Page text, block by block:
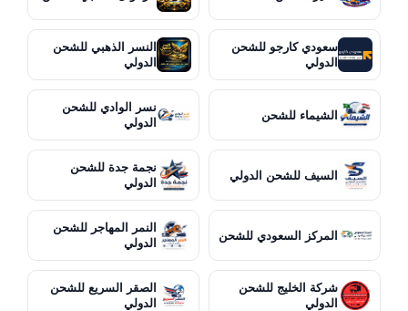
سعودي كارجو للشحن
الدولي
النسر الذهبي للشحن
الدولي
الشيماء للشحن
نسر الوادي للشحن
الدولي
السيف للشحن الدولي
نجمة جدة للشحن
الدولي
المركز السعودي للشحن
النمر المهاجر للشحن
الدولي
شركة الخليج للشحن
الدولي
الصقر السريع للشحن
الدولي